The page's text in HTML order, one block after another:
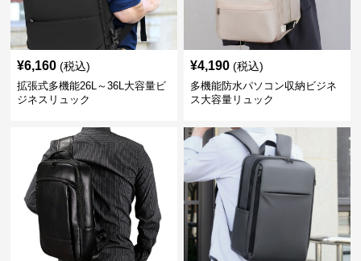
¥6,160 (税込)
拡張式多機能26L～36L大容量ビ
ジネスリュック
¥4,190 (税込)
多機能防水パソコン収納ビジネ
ス大容量リュック